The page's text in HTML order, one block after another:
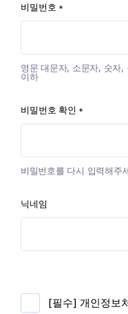
비밀번호 *
영문 대문자, 소문자, 숫자
이하
비밀번호 확인 *
비밀번호를 다시 입력해주
닉네임
[필수] 개인정보